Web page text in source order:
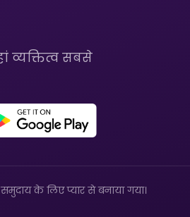
व्यक्तित्व सबसे
के लिए प्यार से बनाया गया।